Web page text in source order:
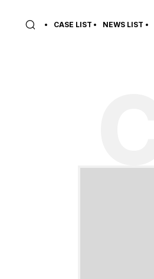
CASE LIST NEWS LIST